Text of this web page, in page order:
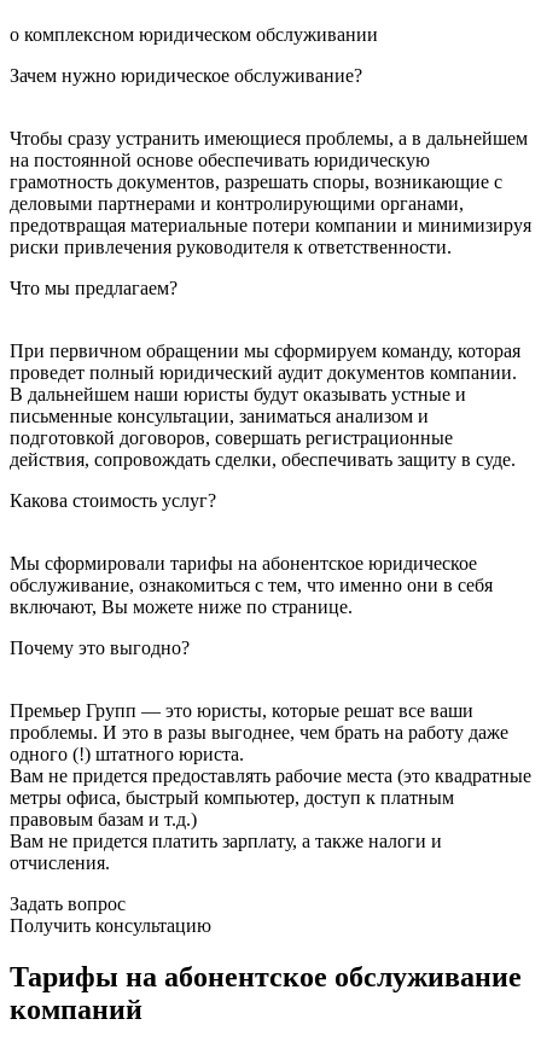
о комплексном юридическом обслуживании
Зачем нужно юридическое обслуживание?
Чтобы сразу устранить имеющиеся проблемы, а в дальнейшем
на постоянной основе обеспечивать юридическую
грамотность документов, разрешать споры, возникающие с
деловыми партнерами и контролирующими органами,
предотвращая материальные потери компании и минимизируя
риски привлечения руководителя к ответственности.
Что мы предлагаем?
При первичном обращении мы сформируем команду, которая
проведет полный юридический аудит документов компании.
В дальнейшем наши юристы будут оказывать устные и
письменные консультации, заниматься анализом и
подготовкой договоров, совершать регистрационные
действия, сопровождать сделки, обеспечивать защиту в суде.
Какова стоимость услуг?
Мы сформировали тарифы на абонентское юридическое
обслуживание, ознакомиться с тем, что именно они в себя
включают, Вы можете ниже по странице.
Почему это выгодно?
Премьер Групп — это юристы, которые решат все ваши
проблемы. И это в разы выгоднее, чем брать на работу даже
одного (!) штатного юриста.
Вам не придется предоставлять рабочие места (это квадратные
метры офиса, быстрый компьютер, доступ к платным
правовым базам и т.д.)
Вам не придется платить зарплату, а также налоги и
отчисления.
Задать вопрос
Получить консультацию
Тарифы на абонентское обслуживание
компаний